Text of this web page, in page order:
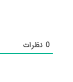
0نظرات